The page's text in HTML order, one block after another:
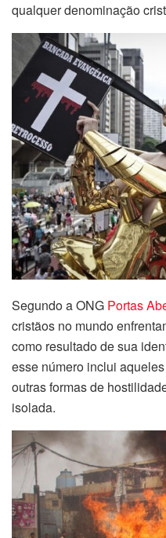
qualquer denominação
Segundo a ONG Portas
cristãos no mundo
como resultado de sua
esse número inclui
outras formas de
isolada.